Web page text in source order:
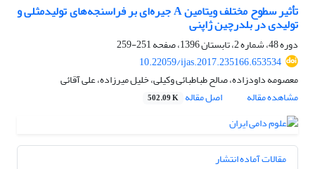
تأثیر سطوح مختلف ویتامین A جیره‌ای بر فراسنجه‌های تولیدمثلی و
تولیدی در بلدرچین ژاپنی
دوره 48، شماره 2، تابستان 1396، صفحه
251-259
10.22059/ijas.2017.235166.653534
معصومه داودزاده، صالح طباطبائی وکیلی، خلیل میرزاده، علی آقائی
مشاهده مقاله
اصل مقاله 502.09 K
مقالات آماده انتشار